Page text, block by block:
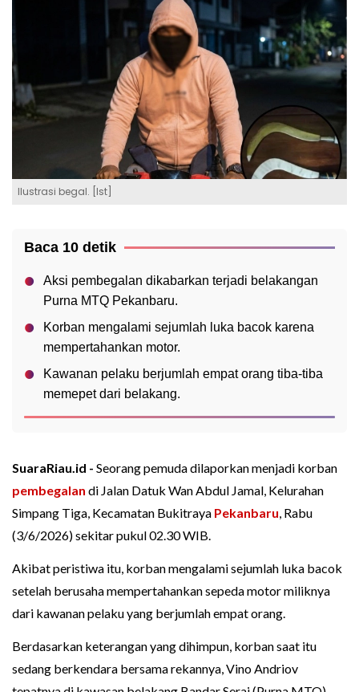
Ilustrasi begal. [Ist]
Baca 10 detik
Aksi pembegalan dikabarkan terjadi belakangan
Purna MTQ Pekanbaru.
Korban mengalami sejumlah luka bacok karena
mempertahankan motor.
Kawanan pelaku berjumlah empat orang tiba-tiba
memepet dari belakang.
SuaraRiau.id - Seorang pemuda dilaporkan menjadi korban
pembegalan di Jalan Datuk Wan Abdul Jamal, Kelurahan
Simpang Tiga, Kecamatan Bukitraya Pekanbaru, Rabu
(3/6/2026) sekitar pukul 02.30 WIB.
Akibat peristiwa itu, korban mengalami sejumlah luka bacok
setelah berusaha mempertahankan sepeda motor miliknya
dari kawanan pelaku yang berjumlah empat orang.
Berdasarkan keterangan yang dihimpun, korban saat itu
sedang berkendara bersama rekannya, Vino Andriov